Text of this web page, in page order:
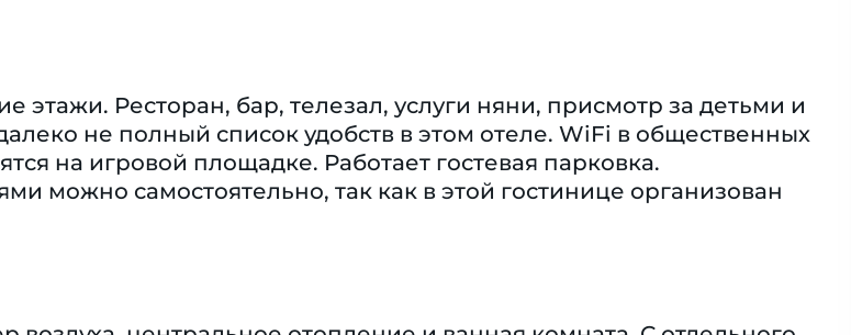
этажи. Ресторан, бар, телезал, услуги няни, присмотр за детьми и
не полный список удобств в этом отеле. WiFi в общественных
на игровой площадке. Работает гостевая парковка.
можно самостоятельно, так как в этой гостинице организован